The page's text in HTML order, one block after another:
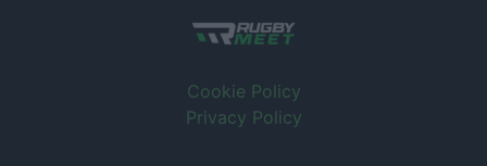
Cookie Policy
Privacy Policy